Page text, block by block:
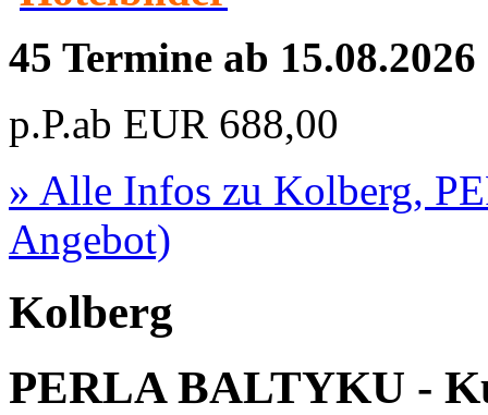
45 Termine ab 15.08.2026
p.P.ab EUR 688,00
» Alle Infos zu Kolberg,
Angebot)
Kolberg
PERLA BALTYKU -